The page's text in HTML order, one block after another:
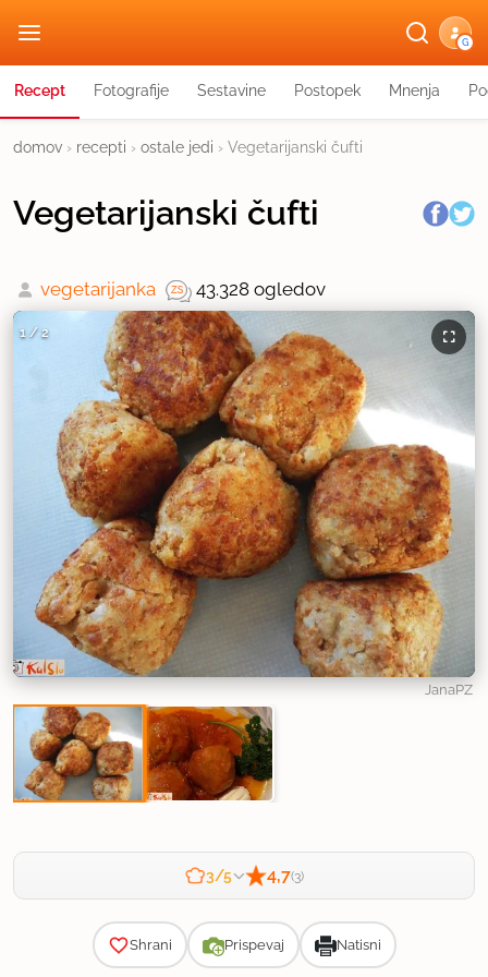
G
Recept Fotografije Sestavine Postopek Mnenja
domov › recepti › ostale jedi › Vegetarijanski čufti
Vegetarijanski čufti
vegetarijanka 43.328 ogledov
1 / 2
JanaPZ
3/5 4,7(3)
Shrani Prispevaj Natisni